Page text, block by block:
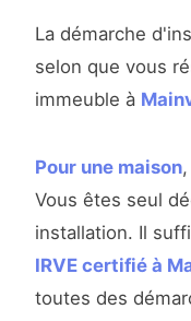
La démarche
selon que vous
immeuble à
Pour une maison
Vous êtes seul
installation. Il
IRVE certifié à
toutes des